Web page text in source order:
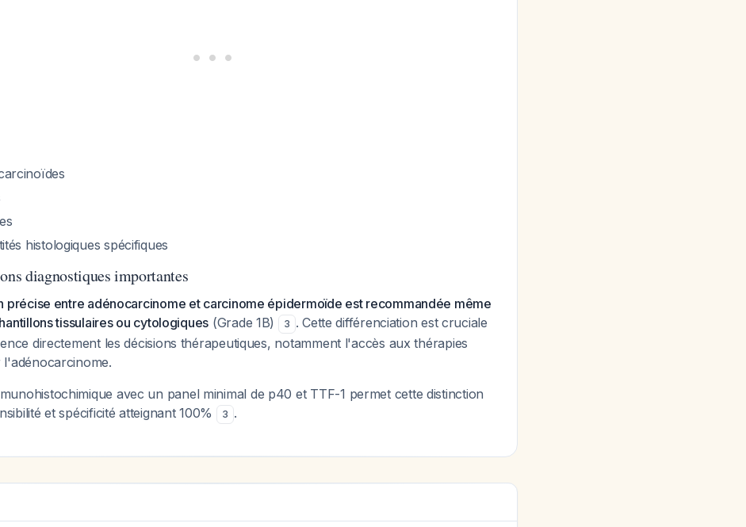
histologiques spécifiques
diagnostiques importantes
précise entre adénocarcinome et carcinome épidermoïde est recommandée même
tissulaires ou cytologiques (Grade 1B) 3 . Cette différenciation est cruciale
directement les décisions thérapeutiques, notamment l'accès aux thérapies
avec un panel minimal de p40 et TTF-1 permet cette distinction
et spécificité atteignant 100%
3 .